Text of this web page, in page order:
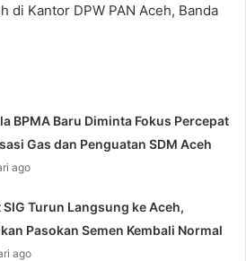
di Kantor DPW PAN Aceh, Banda
BPMA Baru Diminta Fokus Percepat
Gas dan Penguatan SDM Aceh
ago
SIG Turun Langsung ke Aceh,
Pasokan Semen Kembali Normal
ago